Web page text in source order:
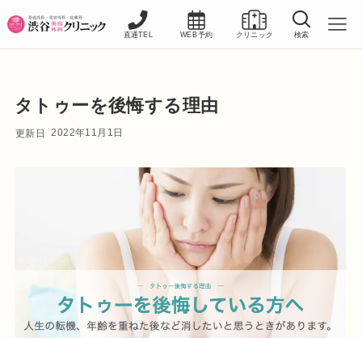
直通TEL WEB予約 クリニック 検索
タトゥーを後悔する理由
2022年11月1日